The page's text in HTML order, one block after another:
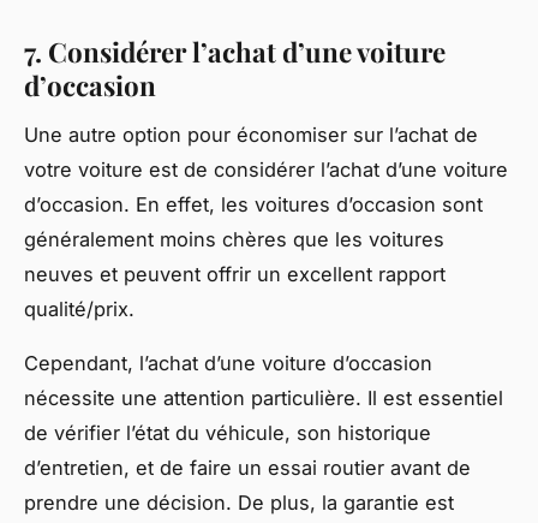
7. Considérer l’achat d’une voiture
d’occasion
Une autre option pour économiser sur l’achat de
votre voiture est de considérer l’achat d’une voiture
d’occasion. En effet, les voitures d’occasion sont
généralement moins chères que les voitures
neuves et peuvent offrir un excellent rapport
qualité/prix.
Cependant, l’achat d’une voiture d’occasion
nécessite une attention particulière. Il est essentiel
de vérifier l’état du véhicule, son historique
d’entretien, et de faire un essai routier avant de
prendre une décision. De plus, la garantie est